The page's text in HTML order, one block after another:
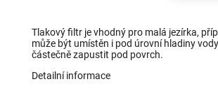
Tlakový filtr je vhodný pro malá jezírka,
může být umístěn i pod úrovní hladiny
částečně zapustit pod povrch.
Detailní informace